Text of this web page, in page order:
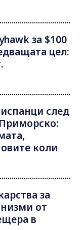
за $100
цел:
след
коли
за
от
в